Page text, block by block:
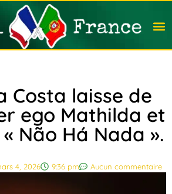
Costa laisse de
ego Mathilda et
Não Há Nada ».
4, 2026 9:36 pm Aucun commentaire